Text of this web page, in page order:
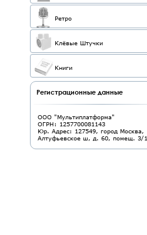
Ретро
Клёвые Штучки
Книги
Регистрационные данные
ООО "Мультиплатформа"
ОГРН: 1257700081143
Юр. Адрес: 127549, город Москва,
Алтуфьевское ш, д. 60, помещ. 3/1